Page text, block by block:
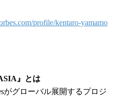
profile/kentaro-yamamo
』とは
がグローバル展開するプロジ